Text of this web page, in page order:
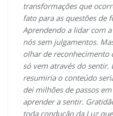
transformações que
fato para as questões de
Aprendendo a lidar com
nós sem julgamentos.
olhar de reconhecimento
só vem através do sentir.
resumiria o conteúdo
dei milhões de passos
aprender a sentir.
toda condução da Luz